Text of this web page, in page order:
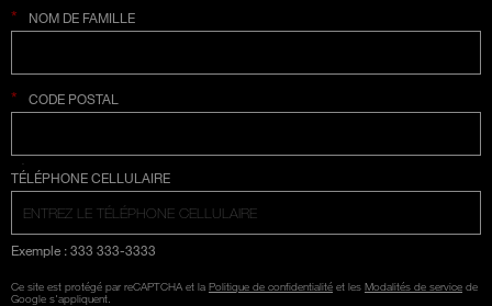
* NOM DE FAMILLE
* CODE POSTAL
SÉLECTION COUNTRY
TÉLÉPHONE CELLULAIRE
Exemple : 333 333-3333
Ce site est protégé par reCAPTCHA et la Politique de confidentialité et les Modalités de service de
Google s'appliquent.